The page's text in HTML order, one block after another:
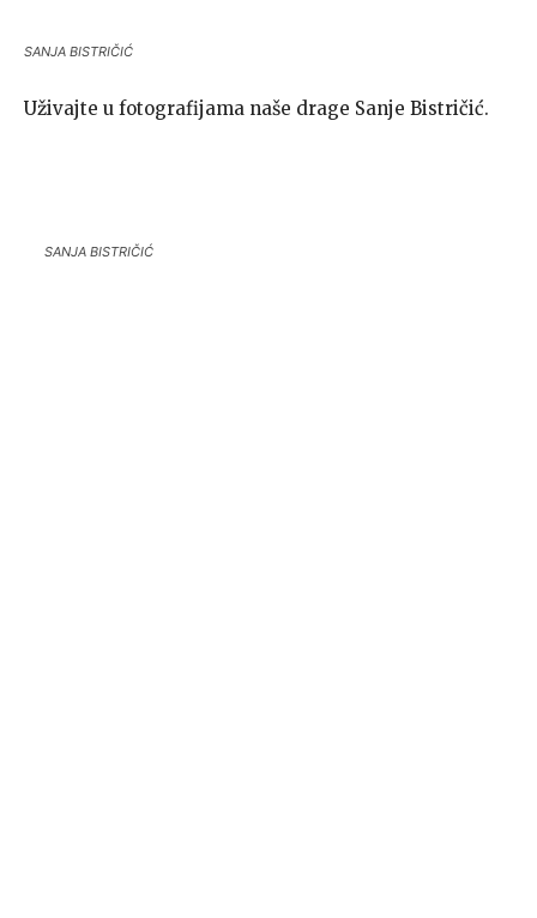
SANJA BISTRIČIĆ
Uživajte u fotografijama naše drage Sanje Bistričić.
SANJA BISTRIČIĆ